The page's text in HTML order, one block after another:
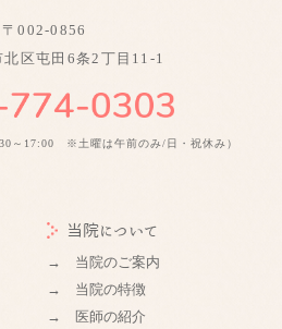
〒002-0856
区屯田6条2丁目11-1
～17:00 ※土曜は午前のみ/日・祝休み）
当院について
→ 当院のご案内
→ 当院の特徴
→ 医師の紹介